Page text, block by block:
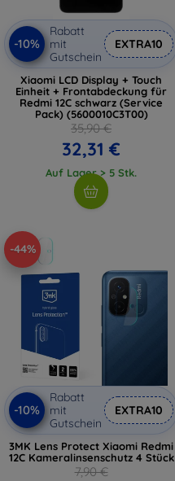
-10%
Rabatt
mit
Gutschein
EXTRA10
Xiaomi LCD Display + Touch
Einheit + Frontabdeckung für
Redmi 12C schwarz (Service
Pack) (5600010C3T00)
35,90 €
32,31 €
Auf Lager > 5 Stk.
-44%
-10%
Rabatt
mit
Gutschein
EXTRA10
3MK Lens Protect Xiaomi Redmi
12C Kameralinsenschutz 4 Stück
7,90 €